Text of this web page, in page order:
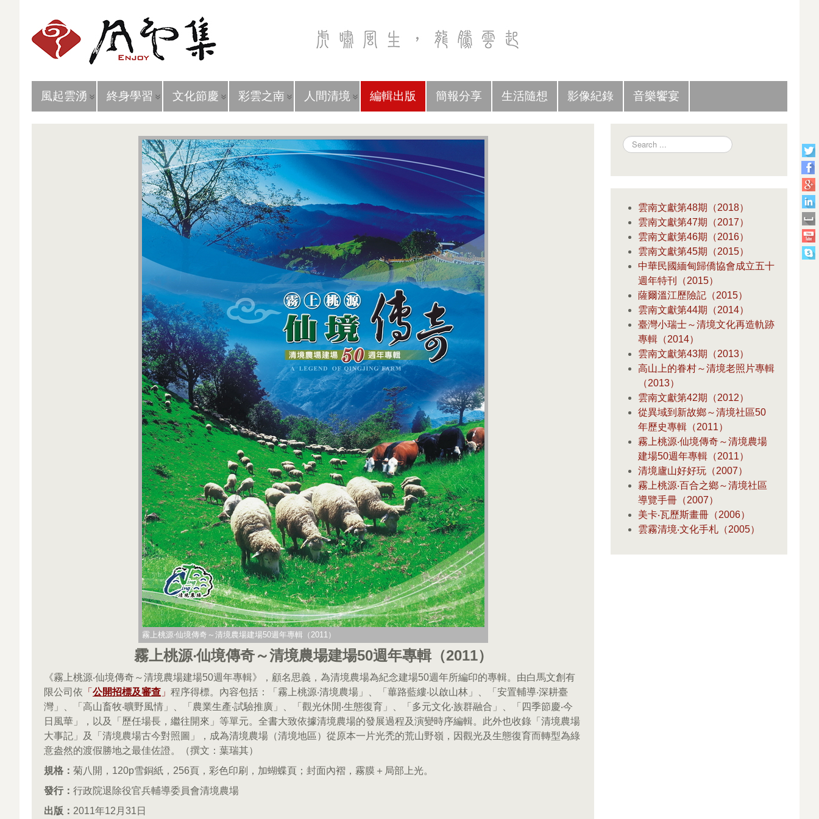
風起雲湧 終身學習 文化節慶 彩雲之南 人間清境 編輯出版 簡報分享 生活隨想 影像紀錄 音樂饗宴
霧上桃源‧仙境傳奇～清境農場建場50週年專輯（2011）
霧上桃源‧仙境傳奇～清境農場建場50週年專輯（2011）
《霧上桃源‧仙境傳奇～清境農場建場50週年專輯》，顧名思義，為清境農場為紀念建場50週年所編印的專輯。由白馬文創有
限公司依 「 公開招標及審查 」 程序得標。內容包括：「霧上桃源‧清境農場」、「蓽路藍縷‧以啟山林」、「安置輔導‧深耕臺
灣」、「高山畜牧‧曠野風情」、「農業生產‧試驗推廣」、「觀光休閒‧生態復育」、「多元文化‧族群融合」、「四季節慶‧今
日風華」，以及「歷任場長，繼往開來」等單元。全書大致依據清境農場的發展過程及演變時序編輯。此外也收錄「清境農場
大事記」及「清境農場古今對照圖」，成為清境農場（清境地區）從原本一片光禿的荒山野嶺，因觀光及生態復育而轉型為綠
意盎然的渡假勝地之最佳佐證。（撰文：葉瑞其）
規格： 菊八開，120p雪銅紙，256頁，彩色印刷，加蝴蝶頁；封面內褶，霧膜＋局部上光。
發行： 行政院退除役官兵輔導委員會清境農場
出版： 2011年12月31日
Search
雲南文獻第48期（2018）
雲南文獻第47期（2017）
雲南文獻第46期（2016）
雲南文獻第45期（2015）
中華民國緬甸歸僑協會成立五十
週年特刊（2015）
薩爾溫江歷險記（2015）
雲南文獻第44期（2014）
臺灣小瑞士～清境文化再造軌跡
專輯（2014）
雲南文獻第43期（2013）
高山上的眷村～清境老照片專輯
（2013）
雲南文獻第42期（2012）
從異域到新故鄉～清境社區50
年歷史專輯（2011）
霧上桃源‧仙境傳奇～清境農場
建場50週年專輯（2011）
清境廬山好好玩（2007）
霧上桃源‧百合之鄉～清境社區
導覽手冊（2007）
美卡‧瓦歷斯畫冊（2006）
雲霧清境‧文化手札（2005）